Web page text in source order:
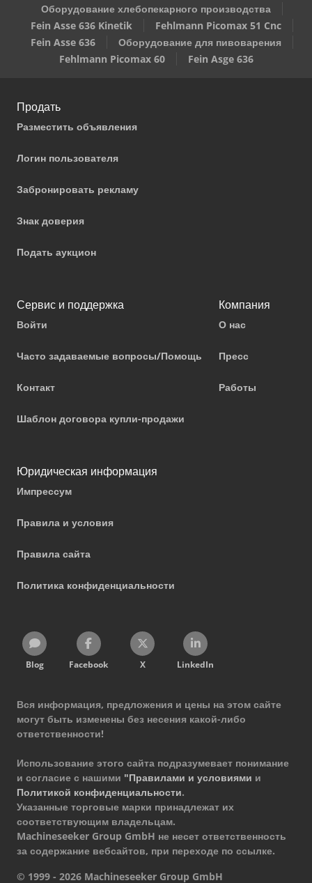
Оборудование хлебопекарного производства
Fein Asse 636 Kinetik
Fehlmann Picomax 51 Cnc
Fein Asse 636
Оборудование для пивоварения
Fehlmann Picomax 60
Fein Asge 636
Продать
Разместить объявления
Логин пользователя
Забронировать рекламу
Знак доверия
Подать аукцион
Сервис и поддержка
Войти
Часто задаваемые вопросы/Помощь
Контакт
Шаблон договора купли-продажи
Компания
О нас
Пресс
Работы
Юридическая информация
Импрессум
Правила и условия
Правила сайта
Политика конфиденциальности
Blog Facebook X LinkedIn
Вся информация, предложения и цены на этом сайте
могут быть изменены без несения какой-либо
ответственности!
Использование этого сайта подразумевает понимание
и согласие с нашими "Правилами и условиями и
Политикой конфиденциальности.
Указанные торговые марки принадлежат их
соответствующим владельцам.
Machineseeker Group GmbH не несет ответственность
за содержание вебсайтов, при переходе по ссылке.
© 1999 - 2026 Machineseeker Group GmbH